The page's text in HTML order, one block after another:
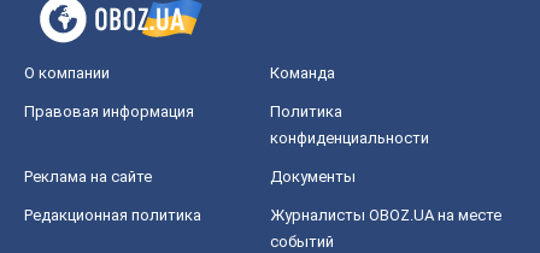
О компании Команда
Правовая информация
Политика
конфиденциальности
Реклама на сайте Документы
Редакционная политика
Журналисты OBOZ.UA на месте
событий